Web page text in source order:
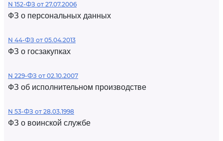
N 152-ФЗ от 27.07.2006
ФЗ о персональных данных
N 44-ФЗ от 05.04.2013
ФЗ о госзакупках
N 229-ФЗ от 02.10.2007
ФЗ об исполнительном производстве
N 53-ФЗ от 28.03.1998
ФЗ о воинской службе